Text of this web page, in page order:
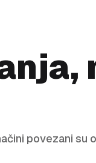
povezani su